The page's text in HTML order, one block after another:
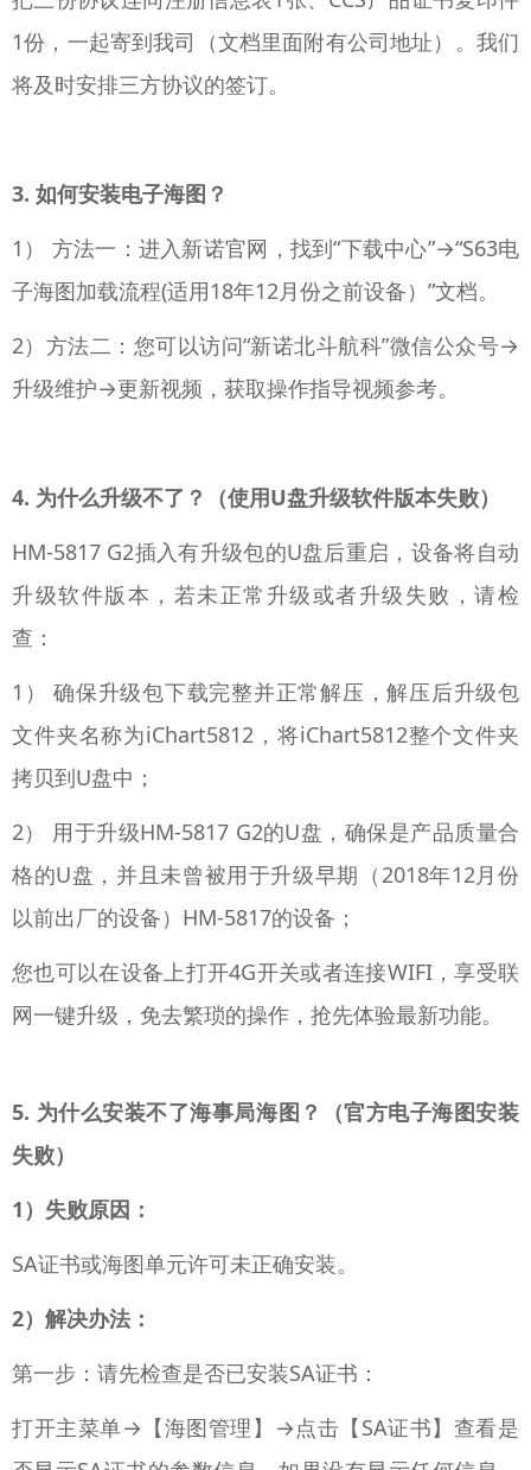
1份，一起寄到我司（文档里面附有公司地址）。我们
将及时安排三方协议的签订。
3. 如何安装电子海图？
1） 方法一：进入新诺官网，找到“下载中心”→“S63电
子海图加载流程(适用18年12月份之前设备）”文档。
2）方法二：您可以访问“新诺北斗航科”微信公众号→
升级维护→更新视频，获取操作指导视频参考。
4. 为什么升级不了？（使用U盘升级软件版本失败）
HM-5817 G2插入有升级包的U盘后重启，设备将自动
升级软件版本，若未正常升级或者升级失败，请检
查：
1） 确保升级包下载完整并正常解压，解压后升级包
文件夹名称为iChart5812，将iChart5812整个文件夹
拷贝到U盘中；
2） 用于升级HM-5817 G2的U盘，确保是产品质量合
格的U盘，并且未曾被用于升级早期（2018年12月份
以前出厂的设备）HM-5817的设备；
您也可以在设备上打开4G开关或者连接WIFI，享受联
网一键升级，免去繁琐的操作，抢先体验最新功能。
5. 为什么安装不了海事局海图？（官方电子海图安装
失败）
1）失败原因：
SA证书或海图单元许可未正确安装。
2）解决办法：
第一步：请先检查是否已安装SA证书：
打开主菜单→【海图管理】→点击【SA证书】查看是